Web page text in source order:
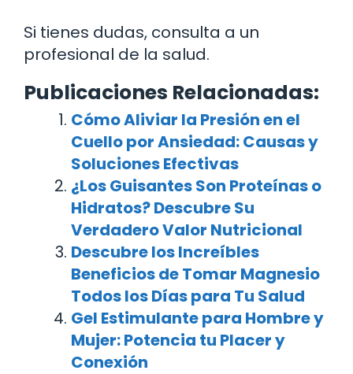
Si tienes dudas, consulta a un
profesional de la salud.
Publicaciones Relacionadas:
Cómo Aliviar la Presión en el
Cuello por Ansiedad: Causas y
Soluciones Efectivas
¿Los Guisantes Son Proteínas o
Hidratos? Descubre Su
Verdadero Valor Nutricional
Descubre los Increíbles
Beneficios de Tomar Magnesio
Todos los Días para Tu Salud
Gel Estimulante para Hombre y
Mujer: Potencia tu Placer y
Conexión